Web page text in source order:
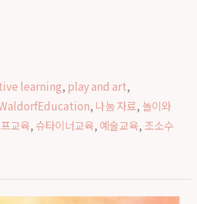
learning, play and art,
, 나눔 자료, 놀이와
교육, 슈타이너교육, 예술교육, 조소수